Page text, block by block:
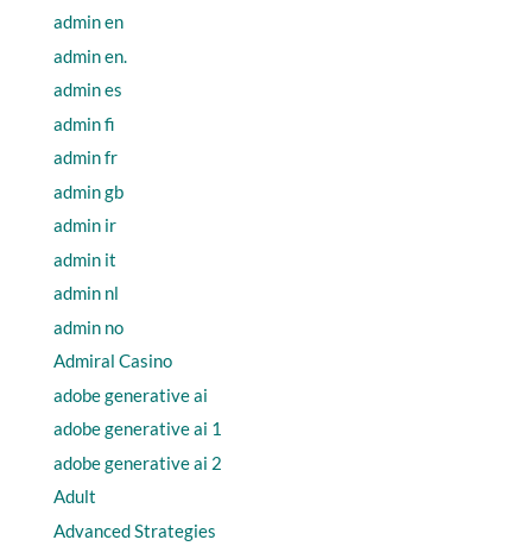
admin en
admin en.
admin es
admin fi
admin fr
admin gb
admin ir
admin it
admin nl
admin no
Admiral Casino
adobe generative ai
adobe generative ai 1
adobe generative ai 2
Adult
Advanced Strategies